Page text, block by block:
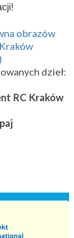
obrazów
dzieł:
RC Kraków